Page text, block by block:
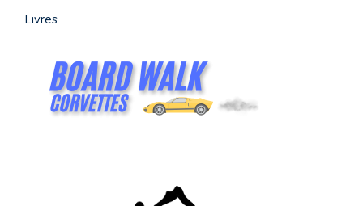
Livres